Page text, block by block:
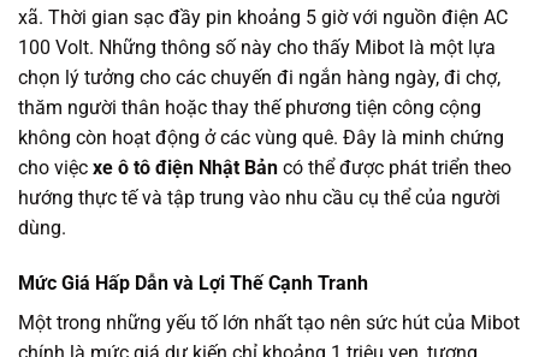
xã. Thời gian sạc đầy pin khoảng 5 giờ với nguồn điện AC
100 Volt. Những thông số này cho thấy Mibot là một lựa
chọn lý tưởng cho các chuyến đi ngắn hàng ngày, đi chợ,
thăm người thân hoặc thay thế phương tiện công cộng
không còn hoạt động ở các vùng quê. Đây là minh chứng
cho việc xe ô tô điện Nhật Bản có thể được phát triển theo
hướng thực tế và tập trung vào nhu cầu cụ thể của người
dùng.
Mức Giá Hấp Dẫn và Lợi Thế Cạnh Tranh
Một trong những yếu tố lớn nhất tạo nên sức hút của Mibot
chính là mức giá dự kiến chỉ khoảng 1 triệu yen, tương